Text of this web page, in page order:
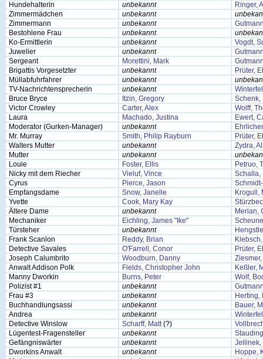
Hundehalterin
unbekannt
Ringer,
Zimmermädchen
unbekannt
Zimmermann
unbekannt
Bestohlene Frau
unbekannt
Ko-Ermittlerin
unbekannt
Vogdt,
Juwelier
unbekannt
Sergeant
Morettini, Mark
Brigattis Vorgesetzter
unbekannt
Prüter,
Müllabfuhrfahrer
unbekannt
TV-Nachrichtensprecherin
unbekannt
Bruce Bryce
Itzin, Gregory
Schenk,
Victor Crowley
Carter, Alex
Wolff,
Laura
Machado, Justina
Ewert,
Moderator (Gurken-Manager)
unbekannt
Mr. Murray
Smith, Philip Rayburn
Prüter,
Walters Mutter
unbekannt
Zydra,
Mutter
unbekannt
Louie
Foster, Ellis
Petruo,
Nicky mit dem Riecher
Vieluf, Vince
Schalla,
Cyrus
Pierce, Jason
Empfangsdame
Snow, Janelle
Krogull,
Yvette
Cook, Mary Kay
Ältere Dame
unbekannt
Merian,
Mechaniker
Eichling, James "Ike"
Türsteher
unbekannt
Frank Scanlon
Reddy, Brian
Detective Savales
O'Farrell, Conor
Prüter,
Joseph Calumbrito
Woodburn, Danny
Anwalt Addison Polk
Fields, Christopher John
Keßler,
Manny Dworkin
Burns, Peter
Wolf,
Polizist #1
unbekannt
Frau #3
unbekannt
Herting,
Buchhandlungsassi
unbekannt
Bauer,
Andrea
unbekannt
Detective Winslow
Scharff, Matt(?)
Lügentest-Fragensteller
unbekannt
Gefängniswärter
unbekannt
Jellinek,
Dworkins Anwalt
unbekannt
Hoppe,